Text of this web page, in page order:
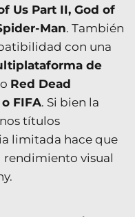
Us Part II, God of
Man. También
con una
de
Red Dead
FIFA. Si bien la
títulos
limitada hace que
rendimiento visual